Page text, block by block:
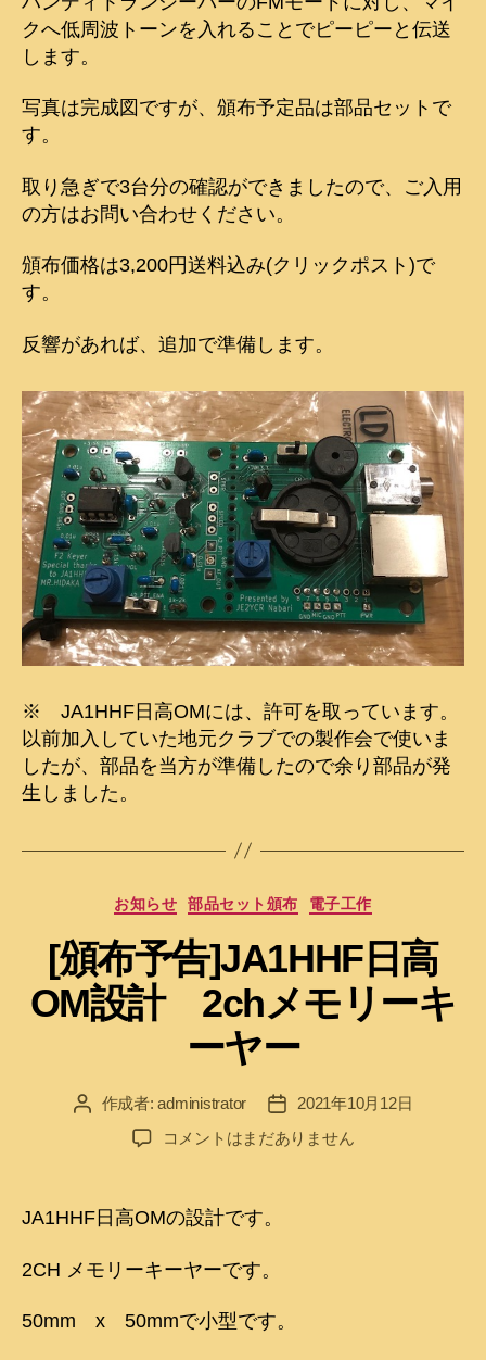
キ
ー
ア
タ
ー
へ
クへ低周波トーンを入れることでピーピーと伝送
します。
写真は完成図ですが、頒布予定品は部品セットで
す。
取り急ぎで3台分の確認ができましたので、ご入用
の方はお問い合わせください。
頒布価格は3,200円送料込み(クリックポスト)で
す。
反響があれば、追加で準備します。
※ JA1HHF日高OMには、許可を取っています。
以前加入していた地元クラブでの製作会で使いま
したが、部品を当方が準備したので余り部品が発
生しました。
カ
ゴ
リ
ー
お知らせ 部品セット頒布 電子工作
[頒布予告]JA1HHF日高
OM設計 2chメモリーキ
ーヤー
投 作成者:administrator
投
稿
日
2021年10月12日
[頒
告]JA1HHF
計
コメントはまだありません
JA1HHF日高OMの設計です。
2CH メモリーキーヤーです。
50mm x 50mmで小型です。